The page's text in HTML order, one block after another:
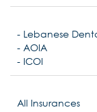
- Lebanese
- AOIA
- ICOI
All Insurances